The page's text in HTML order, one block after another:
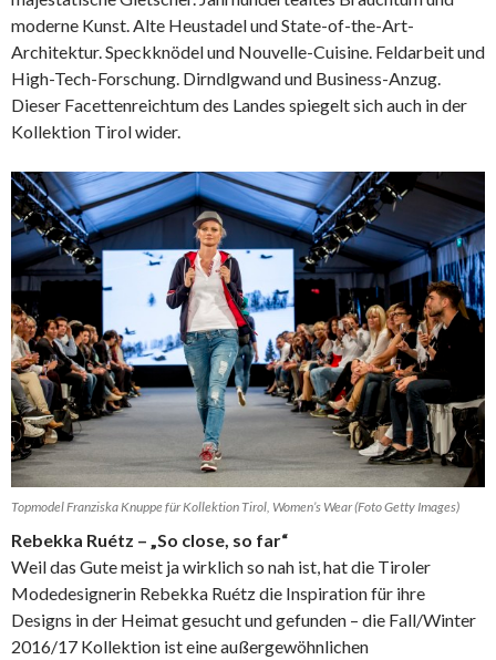
moderne Kunst. Alte Heustadel und State-of-the-Art-
Architektur. Speckknödel und Nouvelle-Cuisine. Feldarbeit und
High-Tech-Forschung. Dirndlgwand und Business-Anzug.
Dieser Facettenreichtum des Landes spiegelt sich auch in der
Kollektion Tirol wider.
Topmodel Franziska Knuppe für Kollektion Tirol, Women’s Wear (Foto Getty Images)
Rebekka Ruétz – „So close, so far“
Weil das Gute meist ja wirklich so nah ist, hat die Tiroler
Modedesignerin Rebekka Ruétz die Inspiration für ihre
Designs in der Heimat gesucht und gefunden – die Fall/Winter
2016/17 Kollektion ist eine außergewöhnlichen